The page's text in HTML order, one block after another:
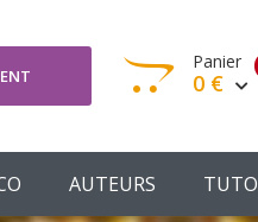
Panier
0 €
est vide
AUTEURS TUTO